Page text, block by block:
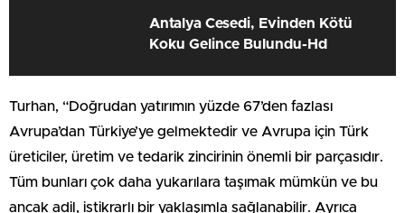
Antalya Cesedi, Evinden Kötü
Koku Gelince Bulundu-Hd
Turhan, “Doğrudan yatırımın yüzde 67’den fazlası
Avrupa’dan Türkiye’ye gelmektedir ve Avrupa için Türk
üreticiler, üretim ve tedarik zincirinin önemli bir parçasıdır.
Tüm bunları çok daha yukarılara taşımak mümkün ve bu
ancak adil, istikrarlı bir yaklaşımla sağlanabilir. Ayrıca